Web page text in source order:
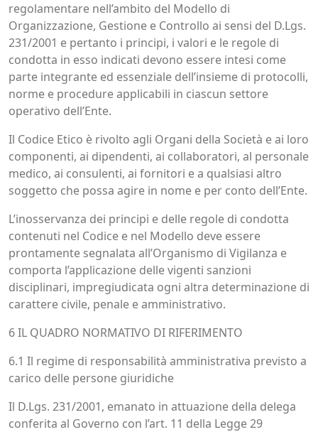
regolamentare nell’ambito del Modello di
Organizzazione, Gestione e Controllo ai sensi del D.Lgs.
231/2001 e pertanto i principi, i valori e le regole di
condotta in esso indicati devono essere intesi come
parte integrante ed essenziale dell’insieme di protocolli,
norme e procedure applicabili in ciascun settore
operativo dell’Ente.
Il Codice Etico è rivolto agli Organi della Società e ai loro
componenti, ai dipendenti, ai collaboratori, al personale
medico, ai consulenti, ai fornitori e a qualsiasi altro
soggetto che possa agire in nome e per conto dell’Ente.
L’inosservanza dei principi e delle regole di condotta
contenuti nel Codice e nel Modello deve essere
prontamente segnalata all’Organismo di Vigilanza e
comporta l’applicazione delle vigenti sanzioni
disciplinari, impregiudicata ogni altra determinazione di
carattere civile, penale e amministrativo.
6 IL QUADRO NORMATIVO DI RIFERIMENTO
6.1 Il regime di responsabilità amministrativa previsto a
carico delle persone giuridiche
Il D.Lgs. 231/2001, emanato in attuazione della delega
conferita al Governo con l’art. 11 della Legge 29